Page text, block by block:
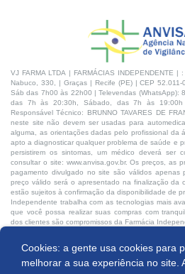
Comprar
Cookies: a gente usa cookies para
melhorar a sua experiência no site.
VJ FARMA LTDA | FARMÁCIAS INDEPENDENTE
Nabuco, 330, | Graças | Recife (PE) | CEP
Sáb das 7h00 às 22h00 | Televendas (WhatsApp):
das 7h às 20:30h, Sábado, das 7h às
Responsável Técnico: BRUNNO TAVARES DE
neste site não devem ser usadas para
alguma, as orientações dadas pelo profissional da
apto a diagnosticar qualquer problema de saúde e
persistirem os sintomas, um médico deverá ser
consultar o site: www.anvisa.gov.br. Os preços, as
pagamento divulgado no site são válidos apenas
preço válido será o apresentado na finalização da
estão sujeitos à confirmação da disponibilidade de
Independente trabalha com as tecnologias mais
que você possa realizar suas compras com
dos clientes são compromissos da Farmácia
Desenvolvido